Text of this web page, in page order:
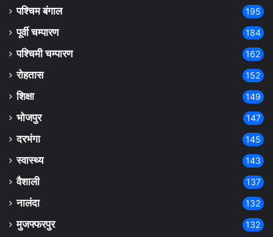
पश्चिम बंगाल 195
पूर्वी चम्पारण 184
पश्चिमी चम्पारण 162
रोहतास 152
शिक्षा 149
भोजपुर 147
दरभंगा 145
स्वास्थ्य 143
वैशाली 137
नालंदा 132
मुजफ्फरपुर 132